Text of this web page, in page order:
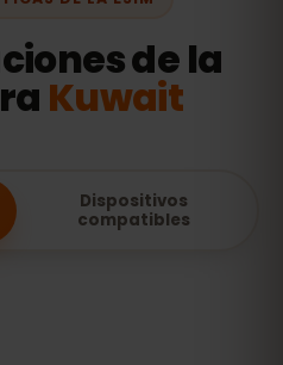
de la
Kuwait
Dispositivos
compatibles